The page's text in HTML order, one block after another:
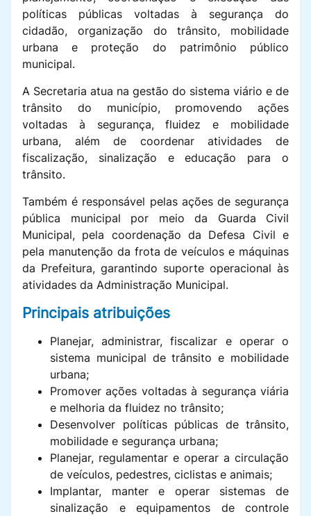
políticas públicas voltadas à segurança do
cidadão, organização do trânsito, mobilidade
urbana e proteção do patrimônio público
municipal.
A Secretaria atua na gestão do sistema viário e de
trânsito do município, promovendo ações
voltadas à segurança, fluidez e mobilidade
urbana, além de coordenar atividades de
fiscalização, sinalização e educação para o
trânsito.
Também é responsável pelas ações de segurança
pública municipal por meio da Guarda Civil
Municipal, pela coordenação da Defesa Civil e
pela manutenção da frota de veículos e máquinas
da Prefeitura, garantindo suporte operacional às
atividades da Administração Municipal.
Principais atribuições
Planejar, administrar, fiscalizar e operar o
sistema municipal de trânsito e mobilidade
urbana;
Promover ações voltadas à segurança viária
e melhoria da fluidez no trânsito;
Desenvolver políticas públicas de trânsito,
mobilidade e segurança urbana;
Planejar, regulamentar e operar a circulação
de veículos, pedestres, ciclistas e animais;
Implantar, manter e operar sistemas de
sinalização e equipamentos de controle